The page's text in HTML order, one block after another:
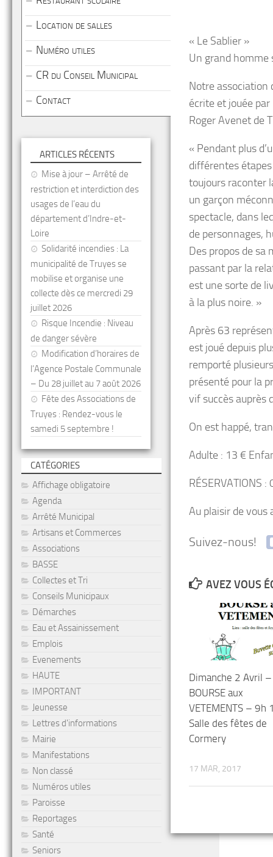
« Le Sablier »
Un grand homme
Notre association
écrite et jouée par
Roger Avenet de
« Pendant plus
différentes
toujours raconter
un garçon
spectacle, dans
de personnages,
Des propos de sa
passant par la
est une sorte de
à la plus noire. »
Après 63
est joué depuis
remporté
présenté pour la
vif succès auprès
On est happé,
Adulte : 13 €
RÉSERVATIONS
Au plaisir de vous
Suivez-nous!
AVEZ VOUS
Dimanche 2 Avril –
BOURSE aux
VETEMENTS – 9h
Salle des fêtes de
Cormery
17 MAR, 2017
Location de salles
Numéro utiles
CR du Conseil Municipal
Contact
ARTICLES RÉCENTS
Mise à jour – Arrêté de
restriction et interdiction des
usages de l’eau du
département d’Indre-et-
Loire
Solidarité incendies : La
municipalité de Truyes se
mobilise et organise une
collecte dès ce mercredi 29
juillet 2026
Risque Incendie : Niveau
de danger sévère
Modification d’horaires de
l’Agence Postale Communale
– Du 28 juillet au 7 août 2026
Fête des Associations de
Truyes : Rendez-vous le
samedi 5 septembre !
CATÉGORIES
Affichage obligatoire
Agenda
Arrêté Municipal
Artisans et Commerces
Associations
BASSE
Collectes et Tri
Conseils Municipaux
Démarches
Eau et Assainissement
Emplois
Evenements
HAUTE
IMPORTANT
Jeunesse
Lettres d'informations
Mairie
Manifestations
Non classé
Numéros utiles
Paroisse
Reportages
Santé
Seniors